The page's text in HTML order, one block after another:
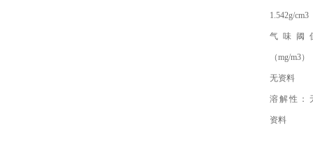
1.542g/cm3
气味阈
（mg/m3）
无资料
溶解性：
资料